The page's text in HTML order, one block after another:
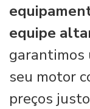
equipe
garantimos
seu motor
preços